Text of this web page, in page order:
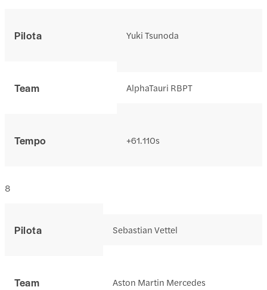
Pilota
Team
Tempo
Yuki Tsunoda
AlphaTauri RBPT
+61.110s
Pilota
Team
8
Sebastian Vettel
Aston Martin Mercedes